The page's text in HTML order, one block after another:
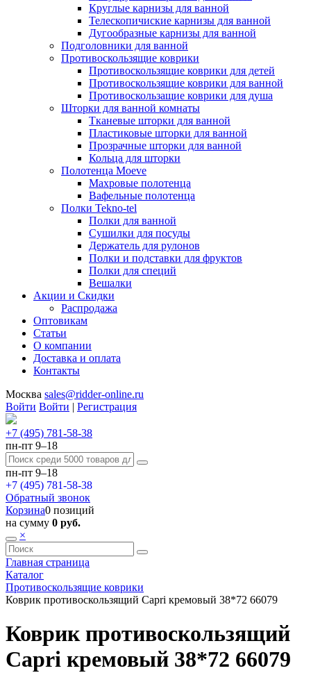
Круглые карнизы для ванной
Телескопичиские карнизы для ванной
Дугообразные карнизы для ванной
Подголовники для ванной
Противоскользящие коврики
Противоскользящие коврики для детей
Противоскользящие коврики для ванной
Противоскользащие коврики для душа
Шторки для ванной комнаты
Тканевые шторки для ванной
Пластиковые шторки для ванной
Прозрачные шторки для ванной
Кольца для шторки
Полотенца Moeve
Махровые полотенца
Вафельные полотенца
Полки Tekno-tel
Полки для ванной
Сушилки для посуды
Держатель для рулонов
Полки и подставки для фруктов
Полки для специй
Вешалки
Акции и Скидки
Распродажа
Оптовикам
Статьи
О компании
Доставка и оплата
Контакты
Москва sales@ridder-online.ru
Войти Войти | Регистрация
+7 (495) 781-58-38
пн-пт 9–18
пн-пт 9–18
+7 (495) 781-58-38
Обратный звонок
Корзина0 позиций
на сумму 0 руб.
×
Главная страница
Каталог
Противоскользящие коврики
Коврик противоскользящий Capri кремовый 38*72 66079
Коврик противоскользящий
Capri кремовый 38*72 66079